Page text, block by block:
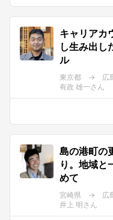
キャリアカ
し生み出し
ル
東京都 → 広
有政 雄一さん
島の港町の
り。地域と
めて
宮崎県 → 広
井上 明さん